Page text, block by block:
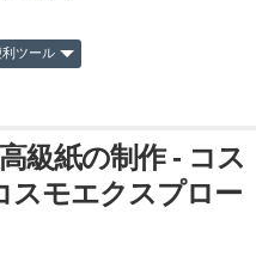
利ツール
級紙の制作 - コス
スモエクスプロー